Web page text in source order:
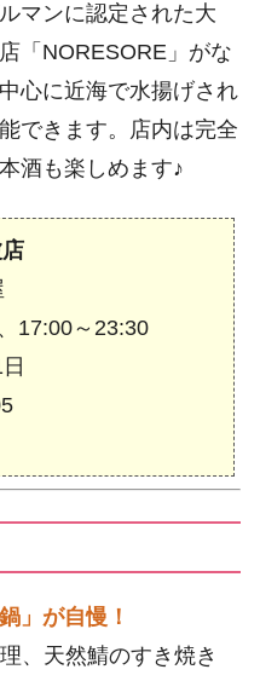
マンに認定された大
「NORESORE」がな
心に近海で水揚げされ
できます。店内は完全
酒も楽しめます♪
17:00～23:30
」が自慢！
、天然鯖のすき焼き